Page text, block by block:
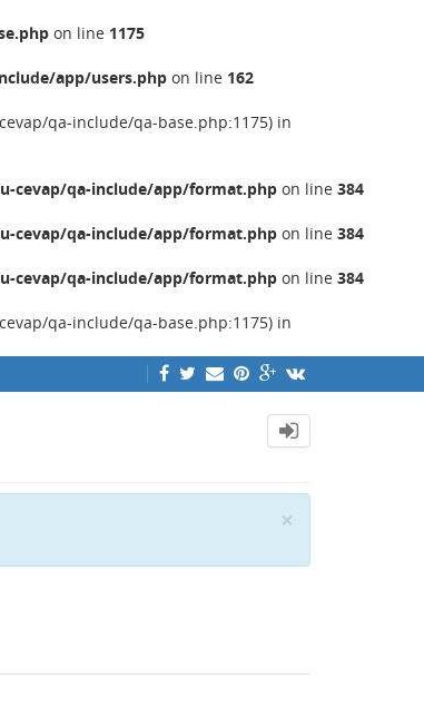
on line 1175
app/users.php on line 162
qa-include/qa-base.php:1175) in
cevap/qa-include/app/format.php on line 384
cevap/qa-include/app/format.php on line 384
cevap/qa-include/app/format.php on line 384
qa-include/qa-base.php:1175) in
×